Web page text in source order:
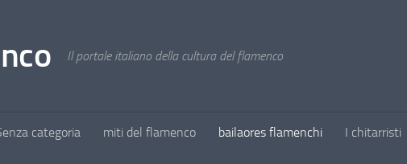
Il portale italiano della cultura del flamenco
categoria miti del flamenco bailaores flamenchi I chitarristi